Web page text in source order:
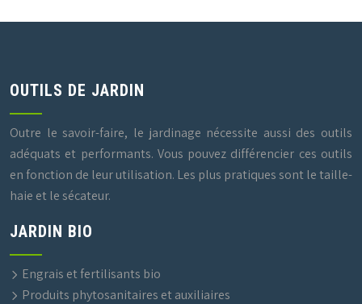
OUTILS DE JARDIN
Outre le savoir-faire, le jardinage nécessite aussi des outils
adéquats et performants. Vous pouvez différencier ces outils
en fonction de leur utilisation. Les plus pratiques sont le taille-
haie et le sécateur.
JARDIN BIO
Engrais et fertilisants bio
Produits phytosanitaires et auxiliaires